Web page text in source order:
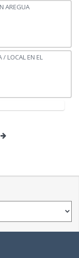
AREGUA
/ LOCAL EN EL